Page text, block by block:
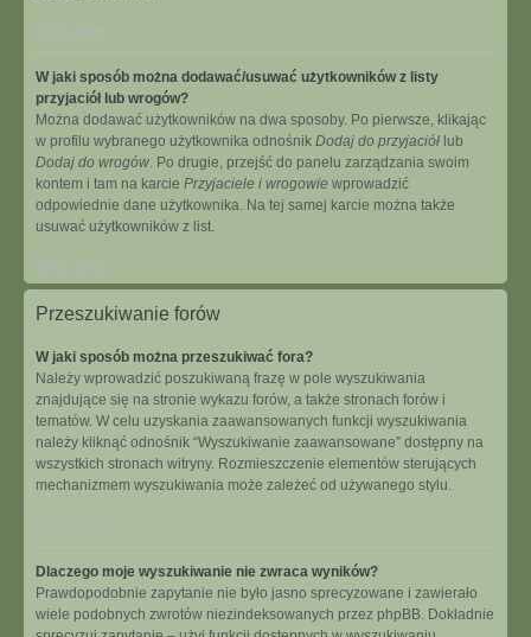
Na górę
W jaki sposób można dodawać/usuwać użytkowników z listy
przyjaciół lub wrogów?
Można dodawać użytkowników na dwa sposoby. Po pierwsze, klikając
w profilu wybranego użytkownika odnośnik Dodaj do przyjaciół lub
Dodaj do wrogów. Po drugie, przejść do panelu zarządzania swoim
kontem i tam na karcie Przyjaciele i wrogowie wprowadzić
odpowiednie dane użytkownika. Na tej samej karcie można także
usuwać użytkowników z list.
Na górę
Przeszukiwanie forów
W jaki sposób można przeszukiwać fora?
Należy wprowadzić poszukiwaną frazę w pole wyszukiwania
znajdujące się na stronie wykazu forów, a także stronach forów i
tematów. W celu uzyskania zaawansowanych funkcji wyszukiwania
należy kliknąć odnośnik “Wyszukiwanie zaawansowane” dostępny na
wszystkich stronach witryny. Rozmieszczenie elementów sterujących
mechanizmem wyszukiwania może zależeć od używanego stylu.
Dlaczego moje wyszukiwanie nie zwraca wyników?
Prawdopodobnie zapytanie nie było jasno sprecyzowane i zawierało
wiele podobnych zwrotów niezindeksowanych przez phpBB. Dokładnie